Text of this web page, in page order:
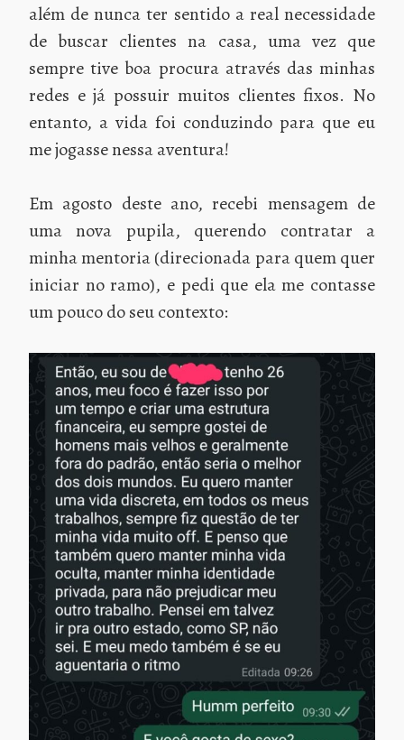
além de nunca ter sentido a real necessidade
de buscar clientes na casa, uma vez que
sempre tive boa procura através das minhas
redes e já possuir muitos clientes fixos. No
entanto, a vida foi conduzindo para que eu
me jogasse nessa aventura!
Em agosto deste ano, recebi mensagem de
uma nova pupila, querendo contratar a
minha mentoria (direcionada para quem quer
iniciar no ramo), e pedi que ela me contasse
um pouco do seu contexto: